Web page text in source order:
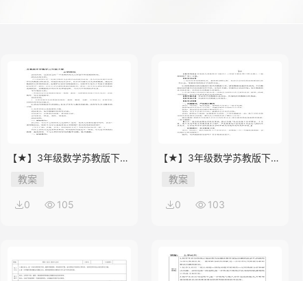
【★】3年级数学苏教版下册
教案第9单元后《上学时间》
教案
0 105
【★】3年级数学苏教版下册
教案第9单元《数据的收集和
整理（二）》
教案
0 103